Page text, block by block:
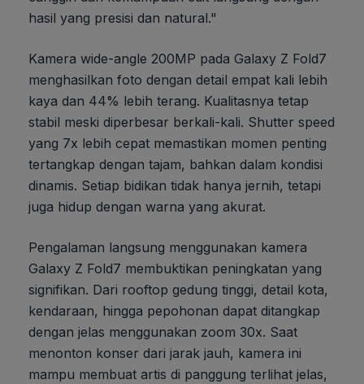
hasil yang presisi dan natural."
Kamera wide-angle 200MP pada Galaxy Z Fold7
menghasilkan foto dengan detail empat kali lebih
kaya dan 44% lebih terang. Kualitasnya tetap
stabil meski diperbesar berkali-kali. Shutter speed
yang 7x lebih cepat memastikan momen penting
tertangkap dengan tajam, bahkan dalam kondisi
dinamis. Setiap bidikan tidak hanya jernih, tetapi
juga hidup dengan warna yang akurat.
Pengalaman langsung menggunakan kamera
Galaxy Z Fold7 membuktikan peningkatan yang
signifikan. Dari rooftop gedung tinggi, detail kota,
kendaraan, hingga pepohonan dapat ditangkap
dengan jelas menggunakan zoom 30x. Saat
menonton konser dari jarak jauh, kamera ini
mampu membuat artis di panggung terlihat jelas,